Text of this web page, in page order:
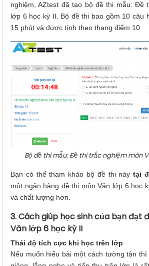
nghiệm, AZtest đã tạo bộ đề thi mẫu: Đề
lớp 6 học kỳ II. Bộ đề thi bao gồm 10 câu
15 phút và được tính theo thang điểm 10.
Bộ đề thi mẫu: Đề thi trắc nghiệm môn
Bạn có thể tham khảo bộ đề thi nàytại
một ngân hàng đề thi môn Văn lớp 6 học
và chất lượng hơn.
3. Cách giúp học sinh của bạn đạt
Văn lớp 6 học kỳ II
Thái độ tích cực khi học trên lớp
Nếu muốn hiểu bài một cách tường tận